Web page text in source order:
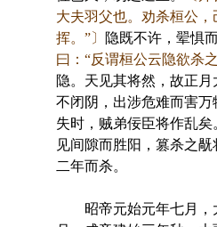
大夫羽父也。劝杀桓公
挥。”〕
隐既不许，翚惧
曰：“反谓桓公云隐欲杀之
隐。天见其将然，故正
不闭阴，出涉危难而害
失时，贼弟佞臣将作乱
见间隙而胜阳，篡杀之
二年而杀。
昭帝元始元年七月，